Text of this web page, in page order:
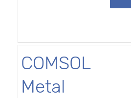
COMSOL
Metal